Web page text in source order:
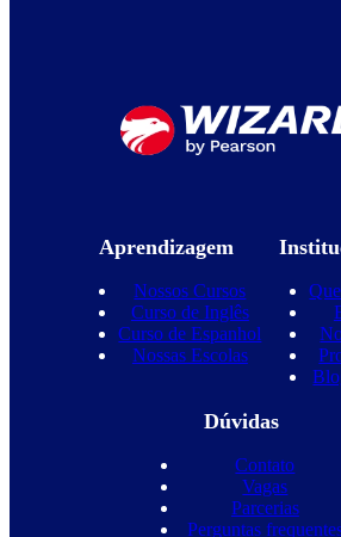
Aprendizagem
Nossos Cursos
Curso de Inglês
Curso de Espanhol
Nossas Escolas
Dúvidas
Contato
Vagas
Parcerias
Perguntas